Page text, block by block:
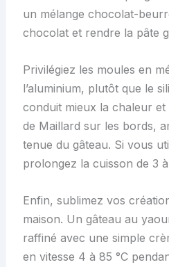
un mélange chocolat-
chocolat et rendre la pâte
Privilégiez les moules en
l’aluminium, plutôt que le
conduit mieux la chaleur
de Maillard sur les bords,
tenue du gâteau. Si vous
prolongez la cuisson de 3
Enfin, sublimez vos
maison. Un gâteau au
raffiné avec une simple
en vitesse 4 à 85 °C